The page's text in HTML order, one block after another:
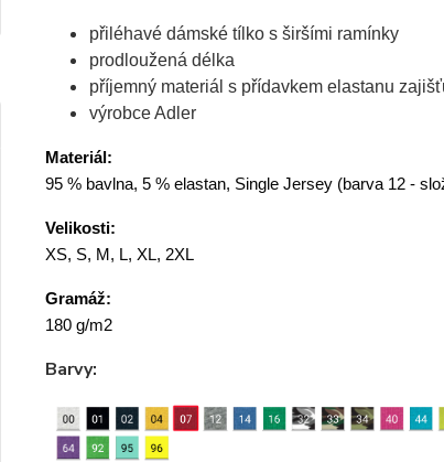
přiléhavé dámské tílko s širšími ramínky
prodloužená délka
příjemný materiál s přídavkem elastanu
výrobce Adler
Materiál:
95 % bavlna, 5 % elastan, Single Jersey (barva 12 -
Velikosti:
XS, S, M, L, XL, 2XL
Gramáž:
180 g/m2
Barvy: